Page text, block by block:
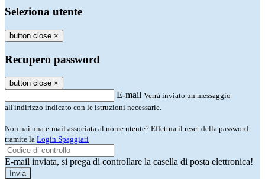
Seleziona utente
button close ×
Recupero password
button close ×
E-mail Verrà inviato un messaggio
all'indirizzo indicato con le istruzioni necessarie.
Non hai una e-mail associata al nome utente? Effettua il reset della password
tramite la Login Spaggiari
E-mail inviata, si prega di controllare la casella di posta elettronica!